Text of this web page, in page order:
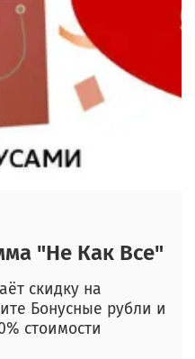
"Не Как Все"
скидку на
Бонусные рубли и
стоимости